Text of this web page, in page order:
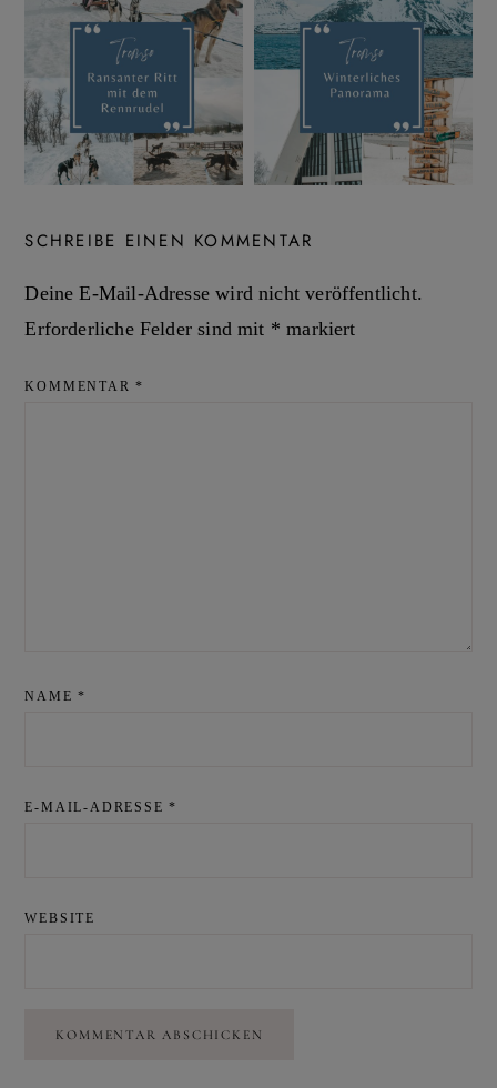
SCHREIBE EINEN KOMMENTAR
Deine E-Mail-Adresse wird nicht veröffentlicht.
Erforderliche Felder sind mit * markiert
KOMMENTAR*
NAME*
E-MAIL-ADRESSE*
WEBSITE